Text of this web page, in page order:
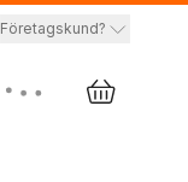
Företagskund?